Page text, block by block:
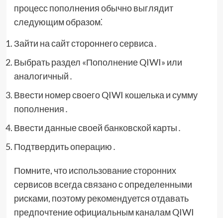
процесс пополнения обычно выглядит
следующим образом⁚
Зайти на сайт стороннего сервиса․
Выбрать раздел «Пополнение QIWI» или
аналогичный․
Ввести номер своего QIWI кошелька и сумму
пополнения․
Ввести данные своей банковской карты․
Подтвердить операцию․
Помните, что использование сторонних
сервисов всегда связано с определенными
рисками, поэтому рекомендуется отдавать
предпочтение официальным каналам QIWI